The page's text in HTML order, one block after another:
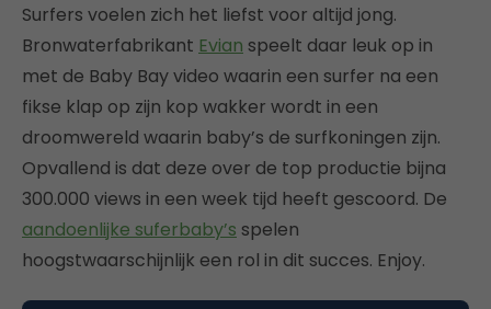
Surfers voelen zich het liefst voor altijd jong.
Bronwaterfabrikant Evian speelt daar leuk op in
met de Baby Bay video waarin een surfer na een
fikse klap op zijn kop wakker wordt in een
droomwereld waarin baby’s de surfkoningen zijn.
Opvallend is dat deze over de top productie bijna
300.000 views in een week tijd heeft gescoord. De
aandoenlijke suferbaby’s spelen
hoogstwaarschijnlijk een rol in dit succes. Enjoy.